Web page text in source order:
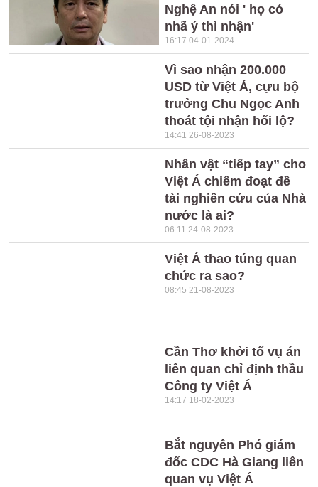
Nghệ An nói ' họ có
nhã ý thì nhận'
16:17 04-01-2024
Vì sao nhận 200.000
USD từ Việt Á, cựu bộ
trưởng Chu Ngọc Anh
thoát tội nhận hối lộ?
14:41 26-08-2023
Nhân vật “tiếp tay” cho
Việt Á chiếm đoạt đề
tài nghiên cứu của Nhà
nước là ai?
06:11 24-08-2023
Việt Á thao túng quan
chức ra sao?
08:45 21-08-2023
Cần Thơ khởi tố vụ án
liên quan chỉ định thầu
Công ty Việt Á
14:17 18-02-2023
Bắt nguyên Phó giám
đốc CDC Hà Giang liên
quan vụ Việt Á